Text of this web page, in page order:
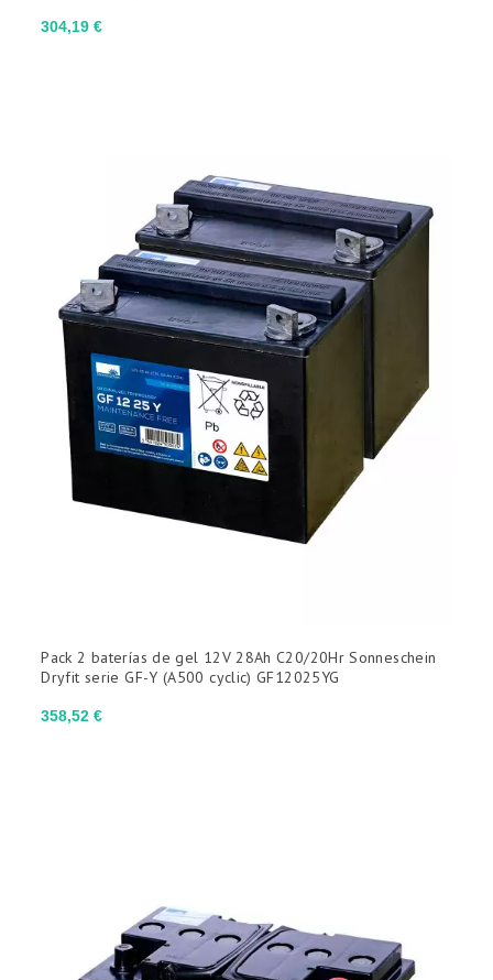
Precio
304,19 €
Precio
358,52 €
Pack 2 baterías de gel 12V 28Ah C20/20Hr Sonneschein
Dryfit serie GF-Y (A500 cyclic) GF12025YG